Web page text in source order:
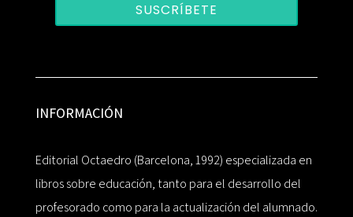
SUSCRÍBETE
INFORMACIÓN
Editorial Octaedro (Barcelona, 1992) especializada en
libros sobre educación, tanto para el desarrollo del
profesorado como para la actualización del alumnado.